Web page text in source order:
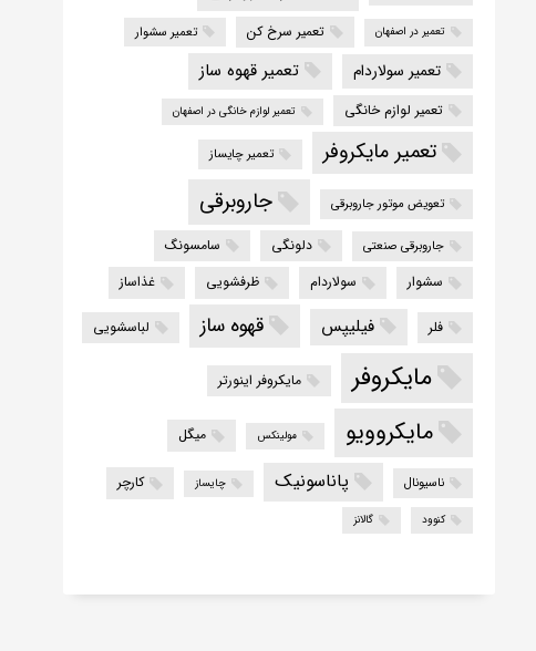
تعمیر در اصفهان تعمیر سرخ کن تعمیر سشوار
تعمیر سولاردام تعمیر قهوه ساز
تعمیر لوازم خانگی تعمیر لوازم خانگی در اصفهان
تعمیر مایکروفر تعمیر چایساز
تعویض موتور جاروبرقی جاروبرقی
جاروبرقی صنعتی دلونگی
سامسونگ
سشوار
سولاردام ظرفشویی غذاساز
فلر فیلیپس قهوه ساز لباسشویی
مایکروفر مایکروفر اینورتر
مایکروویو مولینکس میگل
ناسیونال پاناسونیک چایساز کارچر
کنوود گالانز